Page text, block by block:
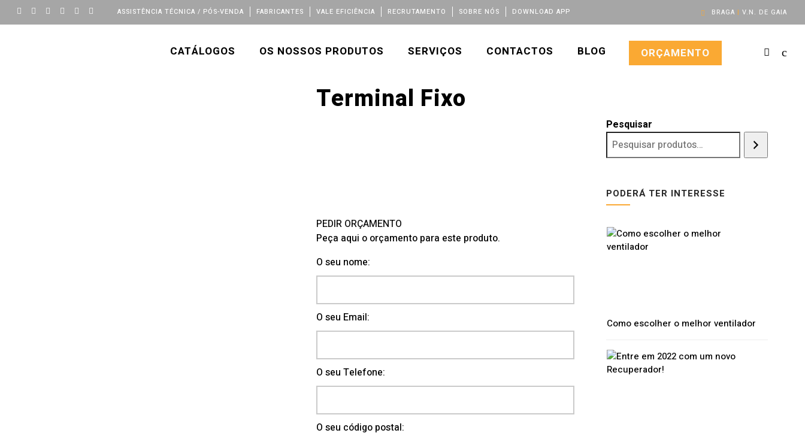
BRAGA | V.N. DE GAIA
ASSISTÊNCIA TÉCNICA / PÓS-VENDA FABRICANTES VALE EFICIÊNCIA RECRUTAMENTO SOBRE NÓS DOWNLOAD APP
CATÁLOGOS OS NOSSOS PRODUTOS SERVIÇOS CONTACTOS BLOG ORÇAMENTO
Terminal Fixo
PEDIR ORÇAMENTO
Peça aqui o orçamento para este produto.
O seu nome:
O seu Email:
O seu Telefone:
O seu código postal:
Pesquisar
PODERÁ TER INTERESSE
Como escolher o melhor ventilador